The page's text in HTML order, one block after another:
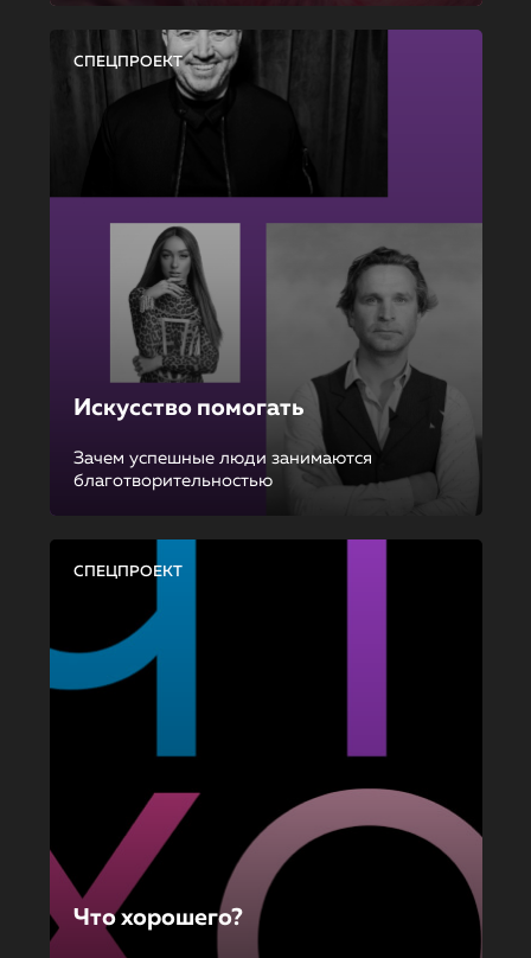
СПЕЦПРОЕКТ
Искусство помогать
Зачем успешные люди занимаются
благотворительностью
СПЕЦПРОЕКТ
Что хорошего?